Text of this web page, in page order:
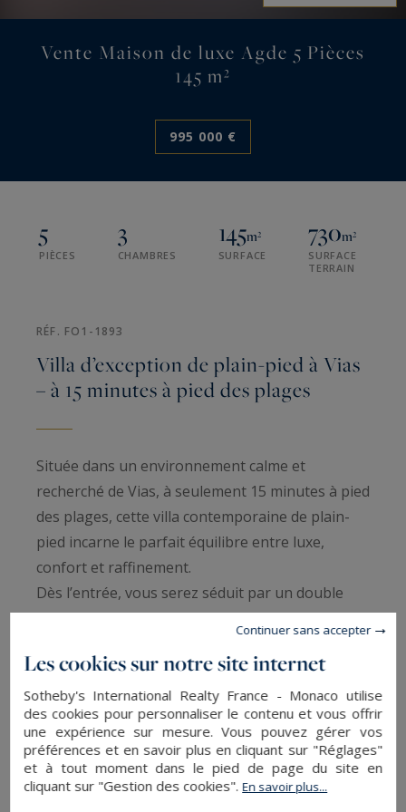
Vente Maison de luxe Agde 5 Pièces
145 m²
995 000 €
5
PIÈCES
3
CHAMBRES
145m²
SURFACE
730m²
SURFACE
TERRAIN
RÉF. FO1-1893
Villa d’exception de plain-pied à Vias
– à 15 minutes à pied des plages
Située dans un environnement calme et
recherché de Vias, à seulement 15 minutes à pied
des plages, cette villa contemporaine de plain-
pied incarne le parfait équilibre entre luxe,
confort et raffinement.
Dès l’entrée, vous serez séduit par un double
séjour lumineux aux volumes exceptionnels,
sublimé par une double hauteur sous plafond et
une exposition plein sud. Cet espace de vie
unique s’ouvre sur une cuisine américaine hors
norme, entièrement équipée, alliant design
moderne et matériaux haut de gamme.
La villa se compose de trois grandes suites,
Les cookies sur notre site internet
Sotheby's International Realty France - Monaco utilise
des cookies pour personnaliser le contenu et vous offrir
une expérience sur mesure. Vous pouvez gérer vos
préférences et en savoir plus en cliquant sur "Réglages"
et à tout moment dans le pied de page du site en
cliquant sur "Gestion des cookies".En savoir plus...
Continuer sans accepter